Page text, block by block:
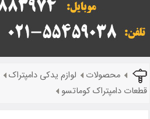
محصولات لوازم یدکی دامپتراک
قطعات دامپتراک کوماتسو